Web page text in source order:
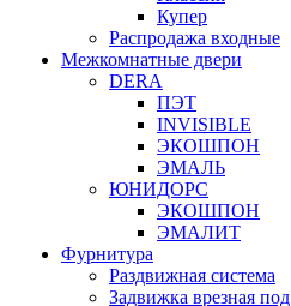
Купер
Распродажа входные
Межкомнатные двери
DERA
ПЭТ
INVISIBLE
ЭКОШПОН
ЭМАЛЬ
ЮНИДОРС
ЭКОШПОН
ЭМАЛИТ
Фурнитура
Раздвижная система
Задвижка врезная под